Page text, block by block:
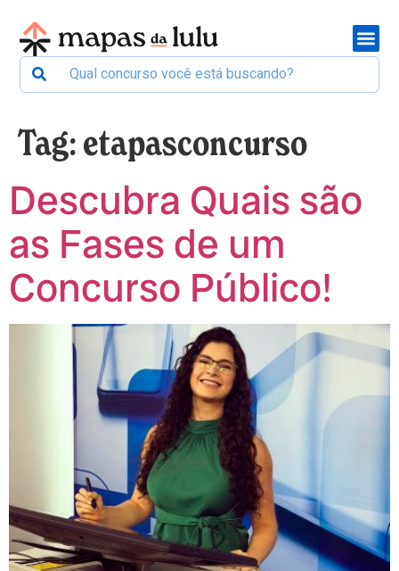
Tag:etapasconcurso
Descubra Quais são
as Fases de um
Concurso Público!